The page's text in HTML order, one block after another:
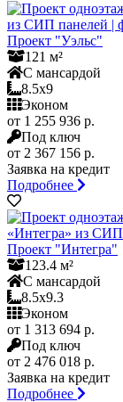
Проект "Уэльс"
121 м²
С мансардой
8.5x9
Эконом
от 1 255 936 р.
Под ключ
от 2 367 156 р.
Заявка на кредит
Подробнее
Проект "Интегра"
123.4 м²
С мансардой
8.5x9.3
Эконом
от 1 313 694 р.
Под ключ
от 2 476 018 р.
Заявка на кредит
Подробнее